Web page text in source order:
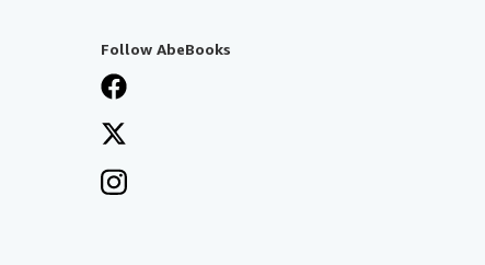
Follow AbeBooks